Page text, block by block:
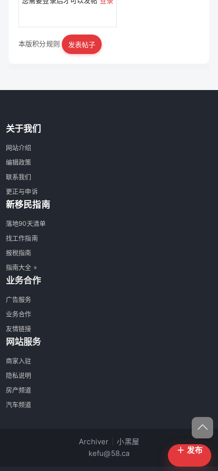
|立即注册
本版积分规则 发表帖子
关于我们
网站介绍
编辑政策
联系我们
更正与申诉
新移民指南
落地90天清单
找工作指南
报税指南
指南大全 »
业务合作
广告服务
业务合作
友情链接
网站服务
商家入驻
隐私说明
房产频道
汽车频道
Archiver
小黑屋
kefu@58.ca
＋ 发布